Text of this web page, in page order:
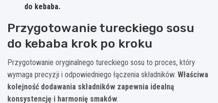
do kebaba.
Przygotowanie tureckiego sosu
do kebaba krok po kroku
Przygotowanie oryginalnego tureckiego sosu to proces, który
wymaga precyzji i odpowiedniego łączenia składników. Właściwa
kolejność dodawania składników zapewnia idealną
konsystencję i harmonię smaków.